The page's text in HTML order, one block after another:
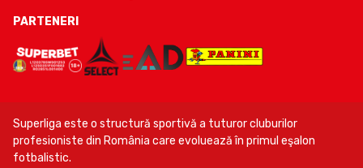
PARTENERI
Superliga este o structură sportivă a tuturor cluburilor
profesioniste din România care evoluează în primul eşalon
fotbalistic.